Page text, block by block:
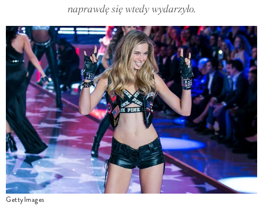
naprawdę się wtedy wydarzyło.
GettyImages